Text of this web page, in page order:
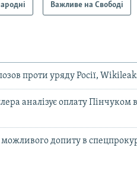
Важливе на Свободі
проти уряду Росії,
аналізує оплату Пінчуком
можливого допиту в